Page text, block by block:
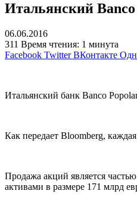
Итальянский
06.06.2016
311 Время чтения: 1 минута
Facebook Twitter ВКонтакте
Итальянский банк Banco
Как передает Bloomberg,
Продажа акций является
активами в размере 171 млрд